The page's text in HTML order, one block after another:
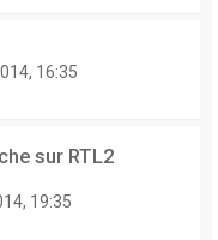
16:35
sur RTL2
19:35